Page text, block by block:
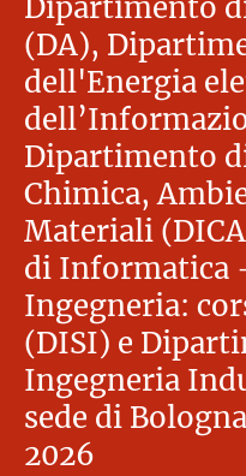
Dipartimento
(DA),
dell'Energia
Dipartimento
Chimica,
Materiali
di Informatica
Ingegneria:
(DISI) e
Ingegneria
sede di
2026